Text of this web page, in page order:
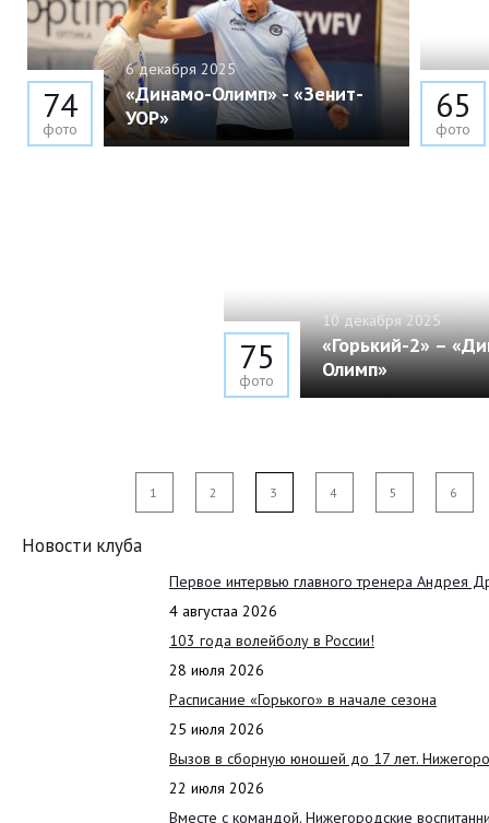
6 декабря 2025
«Динамо-Олимп» - «Зенит-
УОР»
74
фото
65
фото
10 декабря 2025
«Горький-2» –
Олимп»
75
фото
1 2 3 4 5 6
Новости клуба
Первое интервью главного тренера Андрея
4 августаа 2026
103 года волейболу в России!
28 июля 2026
Расписание «Горького» в начале сезона
25 июля 2026
Вызов в сборную юношей до 17 лет.
22 июля 2026
Вместе с командой. Нижегородские